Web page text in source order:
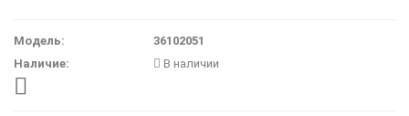
Модель:
36102051
Наличие:
В наличии